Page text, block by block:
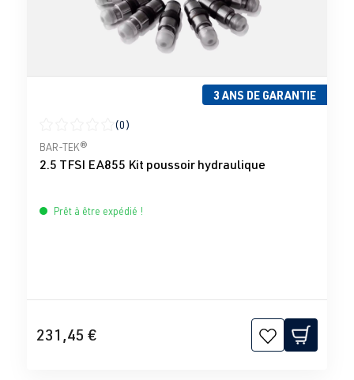
3 ANS DE GARANTIE
Note moyenne de 0 sur 5 étoiles
(0)
BAR-TEK®
2.5 TFSI EA855 Kit poussoir hydraulique
Prêt à être expédié !
231,45 €